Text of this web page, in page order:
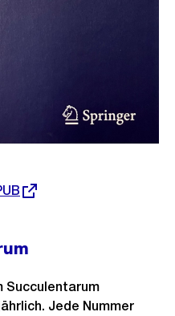
Succulentarum
Jede Nummer